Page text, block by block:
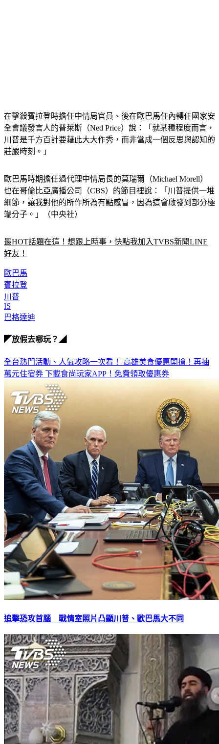
在擊殺賓拉登時擔任中情局官員、後在歐巴馬任內轉任國家安
全會議發言人的普萊斯（Ned Price）說：「就某種程度而言，
川普是千方百計要藉此大大作秀，而非當成一個反思與認知的
莊嚴時刻。」
歐巴馬時期擔任過代理中情局長的莫瑞爾（Michael Morell）
也在哥倫比亞廣播公司（CBS）的節目裡說：「川普提供一堆
細節，讓我對他的所作所為有點感冒，因為這會啟發到部分極
端分子。」（中央社）
最HOT話題在這！想跟上時事，快點我加入TVBS新聞LINE
好友！
歐巴馬
賓拉登
川普
IS
巴格達迪
◤放假去哪玩？◢
全台熱門活動、人氣攻略一次看！ 高雄美食優惠開搶！再抽
萬元住宿券 下載食尚玩家APP！免費領取優惠券
追擊恐攻首腦 戰情室照片凸顯川普、歐巴馬大不同